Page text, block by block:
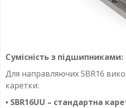
Сумісність з підшипниками:
Для направляючих SBR16
каретки:
• SBR16UU – стандартна